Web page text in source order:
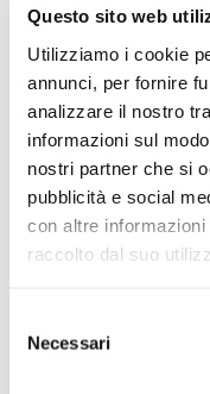
Questo sito web
Utilizziamo i cookie
annunci, per fornire
analizzare il nostro
informazioni sul
nostri partner che si
pubblicità e social
con altre
raccolto dal suo
delNecessari